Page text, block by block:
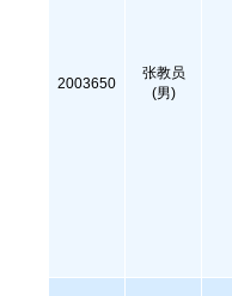
2003650
张教员
(男)